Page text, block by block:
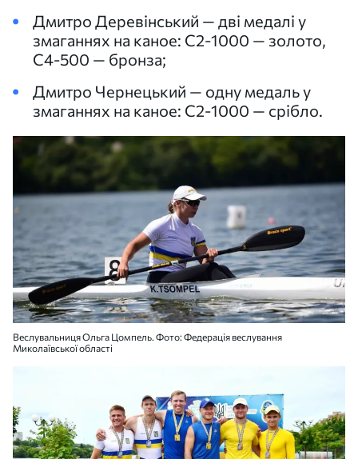
Дмитро Деревінський — дві медалі у
змаганнях на каное: С2-1000 — золото,
С4-500 — бронза;
Дмитро Чернецький — одну медаль у
змаганнях на каное: С2-1000 — срібло.
Веслувальниця Ольга Цомпель. Фото: Федерація веслування
Миколаївської області